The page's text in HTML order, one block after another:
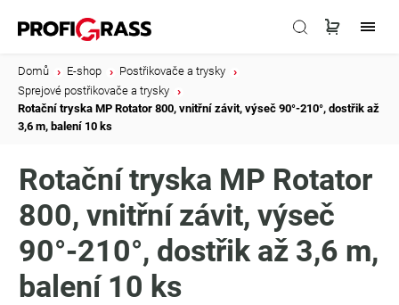
Domů E-shop Postřikovače a trysky
Sprejové postřikovače a trysky
Rotační tryska MP Rotator 800, vnitřní závit, výseč 90°-210°, dostřik až
3,6 m, balení 10 ks
Rotační tryska MP Rotator
800, vnitřní závit, výseč
90°-210°, dostřik až 3,6 m,
balení 10 ks